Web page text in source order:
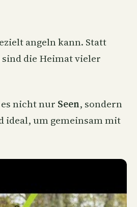
angeln kann. Statt
sind die Heimat vieler
nicht nur Seen, sondern
ideal, um gemeinsam mit